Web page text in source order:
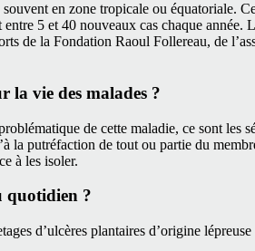
en zone tropicale ou équatoriale.
5 et 40 nouveaux cas chaque année.
de la Fondation Raoul Follereau, de
la vie des malades ?
de cette maladie, ce sont les
la putréfaction de tout ou partie du
à les isoler.
quotidien ?
d’ulcères plantaires d’origine